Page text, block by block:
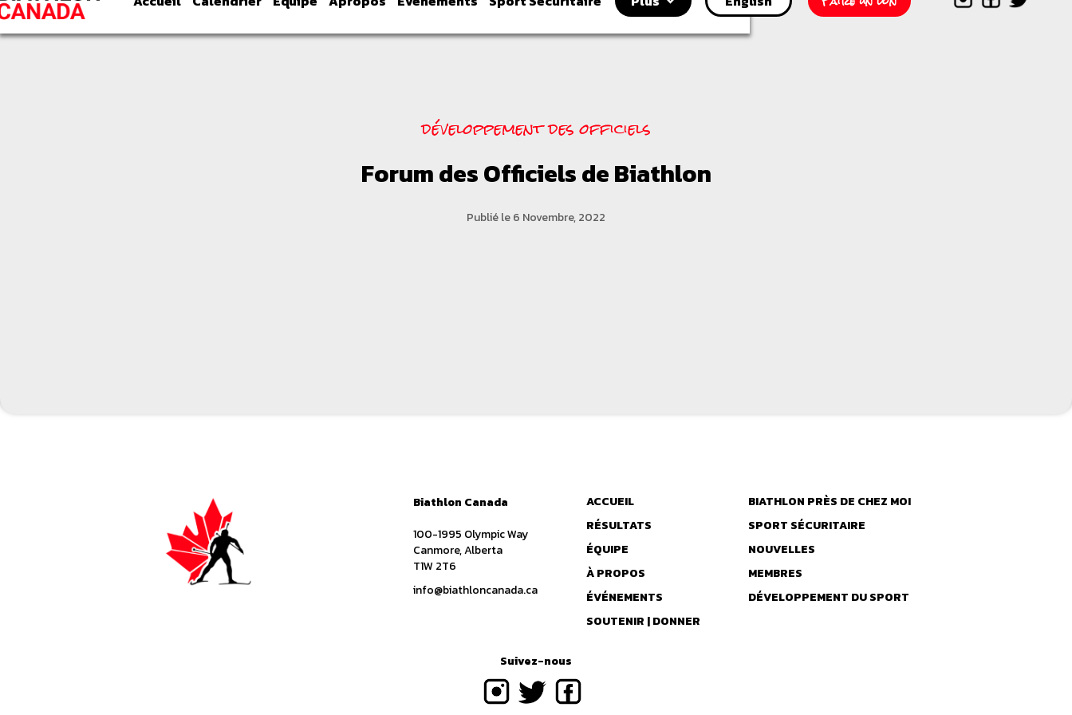
développement des officiels
Forum des Officiels de Biathlon
Publié le 6 Novembre, 2022
Biathlon Canada
100-1995 Olympic Way
Canmore, Alberta
T1W 2T6
info@biathloncanada.ca
ACCUEIL
RÉSULTATS
ÉQUIPE
À PROPOS
ÉVÉNEMENTS
SOUTENIR | DONNER
BIATHLON PRÈS DE CHEZ MOI
SPORT SÉCURITAIRE
NOUVELLES
MEMBRES
DÉVELOPPEMENT DU SPORT
Suivez-nous